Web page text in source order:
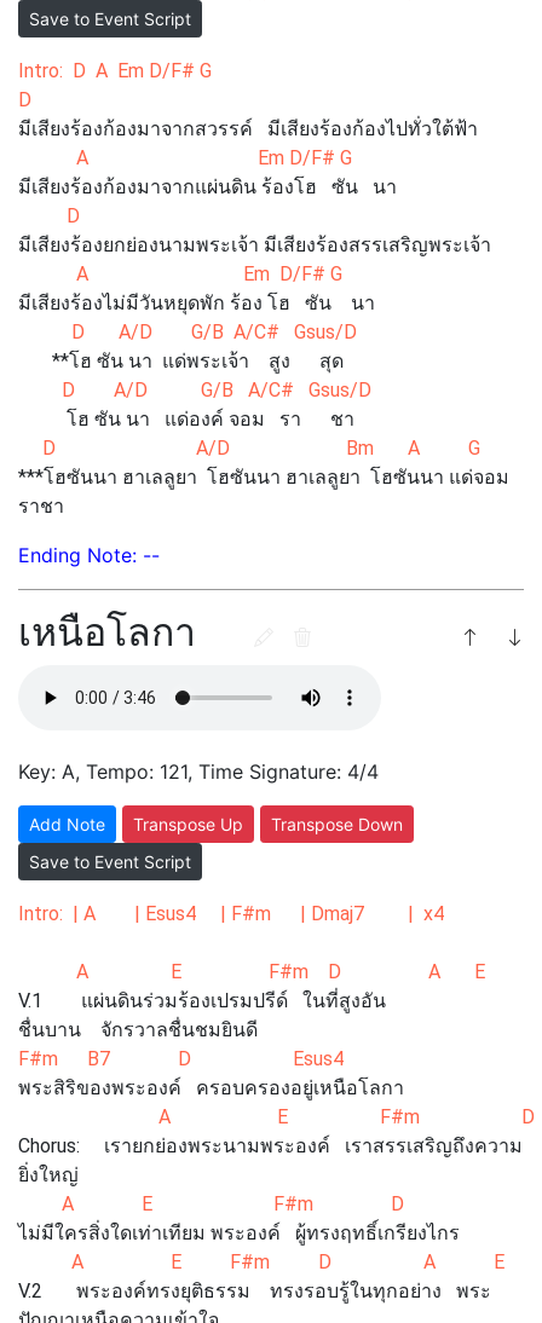
Save to Event Script
Intro: D A Em D/F# G
D
มีเสียงร้องก้องมาจากสวรรค์ มีเสียงร้องก้องไปทั่วใต้ฟ้า
A Em D/F# G
มีเสียงร้องก้องมาจากแผ่นดิน ร้องโฮ ซัน นา
D
มีเสียงร้องยกย่องนามพระเจ้า มีเสียงร้องสรรเสริญพระเจ้า
A Em D/F# G
มีเสียงร้องไม่มีวันหยุดพัก ร้อง โฮ ซัน นา
D A/D G/B A/C# Gsus/D
**โฮ ซัน นา แด่พระเจ้า สูง สุด
D A/D G/B A/C# Gsus/D
โฮ ซัน นา แด่องค์ จอม รา ชา
D A/D Bm A G
***โฮซันนา ฮาเลลูยา โฮซันนา ฮาเลลูยา โฮซันนา แด่จอม
ราชา
Ending Note: --
เหนือโลกา
Key: A, Tempo: 121, Time Signature: 4/4
Add Note Transpose Up
Transpose Down
Save to Event Script
Intro: | A | Esus4 | F#m | Dmaj7 | x4
A E F#m D A E
V.1 แผ่นดินร่วมร้องเปรมปรีด์ ในที่สูงอัน
ชื่นบาน จักรวาลชื่นชมยินดี
F#m B7 D Esus4
พระสิริของพระองค์ ครอบครองอยู่เหนือโลกา
A E F#m D
Chorus: เรายกย่องพระนามพระองค์ เราสรรเสริญถึงความ
ยิ่งใหญ่
A E F#m D
ไม่มีใครสิ่งใดเท่าเทียม พระองค์ ผู้ทรงฤทธิ์เกรียงไกร
A E F#m D A E
V.2 พระองค์ทรงยุติธรรม ทรงรอบรู้ในทุกอย่าง พระ